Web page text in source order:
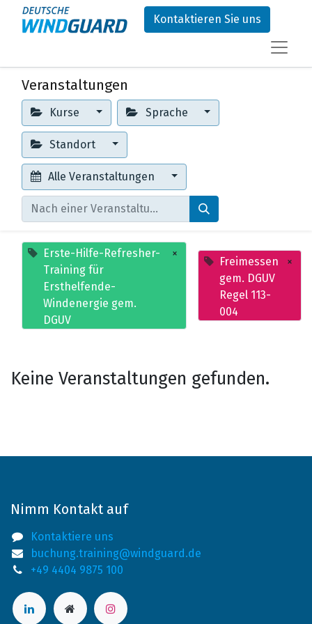
Kontaktieren Sie uns
Veranstaltungen
Kurse Sprache
Standort
Alle Veranstaltungen
Erste-Hilfe-Refresher-
Training für
Ersthelfende-
Windenergie gem.
DGUV
×
Freimessen
gem. DGUV
Regel 113-
004
×
Keine Veranstaltungen gefunden.
Nimm Kontakt auf
Kontaktiere uns
buchung.training@windguard.de
+49 4404 9875 100